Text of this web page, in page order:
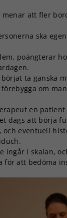
att fler
ska
poängterar
ta ganska
om
en
dags att börja
och eventuell
ingår i skalan,
för att bedöma